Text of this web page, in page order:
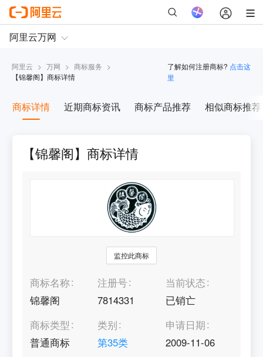
阿里云 > 万网 > 商标服务 >
【锦馨阁】商标详情
了解如何注册商标? 点击这
里
商标详情 近期商标资讯 商标产品推荐 相似商标推荐
【锦馨阁】商标详情
监控此商标
商标名称
锦馨阁
注册号
7814331
当前状态
已销亡
商标类型
普通商标
类别
第35类
申请日期
2009-11-06